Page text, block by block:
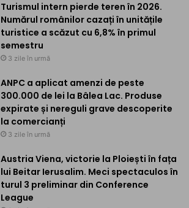
Turismul intern pierde teren în 2026.
Numărul românilor cazați în unitățile
turistice a scăzut cu 6,8% în primul
semestru
3 zile în urmă
ANPC a aplicat amenzi de peste
300.000 de lei la Bâlea Lac. Produse
expirate și nereguli grave descoperite
la comercianți
3 zile în urmă
Austria Viena, victorie la Ploiești în fața
lui Beitar Ierusalim. Meci spectaculos în
turul 3 preliminar din Conference
League